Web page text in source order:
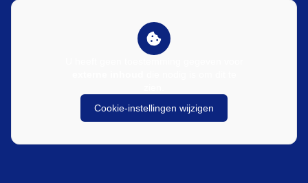
Cookie-instellingen wijzigen